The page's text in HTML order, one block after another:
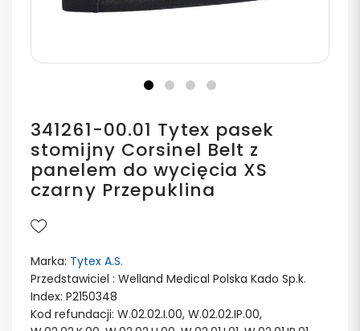
341261-00.01 Tytex pasek
stomijny Corsinel Belt z
panelem do wycięcia XS
czarny Przepuklina
Marka: Tytex A.S.
Przedstawiciel : Welland Medical Polska Kado Sp.k.
Index: P2150348
Kod refundacji: W.02.02.I.00, W.02.02.IP.00,